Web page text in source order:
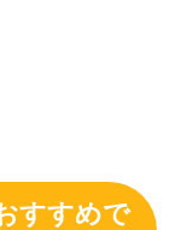
すすめで